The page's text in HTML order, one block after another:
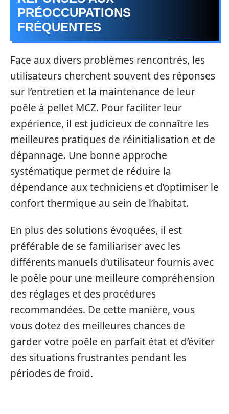
PRÉOCCUPATIONS
FRÉQUENTES
Face aux divers problèmes rencontrés, les
utilisateurs cherchent souvent des réponses
sur l’entretien et la maintenance de leur
poêle à pellet MCZ. Pour faciliter leur
expérience, il est judicieux de connaître les
meilleures pratiques de réinitialisation et de
dépannage. Une bonne approche
systématique permet de réduire la
dépendance aux techniciens et d’optimiser le
confort thermique au sein de l’habitat.
En plus des solutions évoquées, il est
préférable de se familiariser avec les
différents manuels d’utilisateur fournis avec
le poêle pour une meilleure compréhension
des réglages et des procédures
recommandées. De cette manière, vous
vous dotez des meilleures chances de
garder votre poêle en parfait état et d’éviter
des situations frustrantes pendant les
périodes de froid.